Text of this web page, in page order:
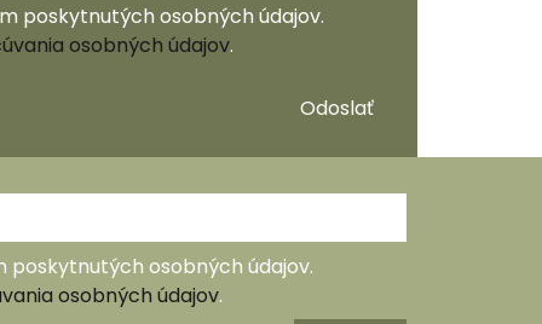
poskytnutých osobných údajov.
osobných údajov.
Odoslať
poskytnutých osobných údajov.
osobných údajov.